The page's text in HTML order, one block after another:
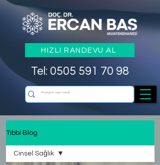
HIZLI RANDEVU AL
Tel: 0505 591 70 98
Tıbbi Blog
Cinsel Sağlık